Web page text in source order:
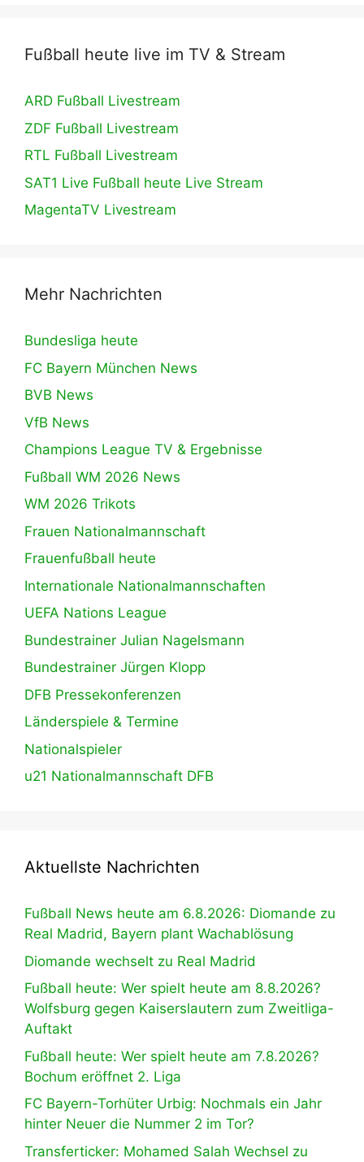
Fußball heute live im TV & Stream
ARD Fußball Livestream
ZDF Fußball Livestream
RTL Fußball Livestream
SAT1 Live Fußball heute Live Stream
MagentaTV Livestream
Mehr Nachrichten
Bundesliga heute
FC Bayern München News
BVB News
VfB News
Champions League TV & Ergebnisse
Fußball WM 2026 News
WM 2026 Trikots
Frauen Nationalmannschaft
Frauenfußball heute
Internationale Nationalmannschaften
UEFA Nations League
Bundestrainer Julian Nagelsmann
Bundestrainer Jürgen Klopp
DFB Pressekonferenzen
Länderspiele & Termine
Nationalspieler
u21 Nationalmannschaft DFB
Aktuellste Nachrichten
Fußball News heute am 6.8.2026: Diomande zu
Real Madrid, Bayern plant Wachablösung
Diomande wechselt zu Real Madrid
Fußball heute: Wer spielt heute am 8.8.2026?
Wolfsburg gegen Kaiserslautern zum Zweitliga-
Auftakt
Fußball heute: Wer spielt heute am 7.8.2026?
Bochum eröffnet 2. Liga
FC Bayern-Torhüter Urbig: Nochmals ein Jahr
hinter Neuer die Nummer 2 im Tor?
Transferticker: Mohamed Salah Wechsel zu